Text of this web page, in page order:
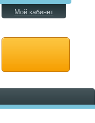
Мой кабинет